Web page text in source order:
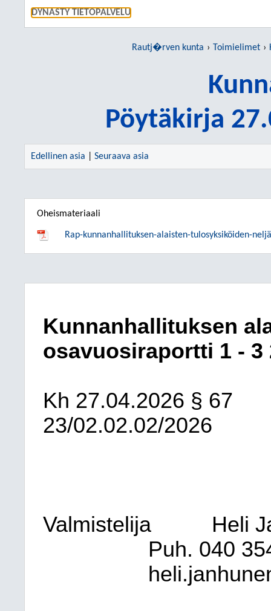
DYNASTY TIETOPALVELU
Rautj�rven kunta Toimielimet
Pöytäkirja
Edellinen asia Seuraava asia
Oheismateriaali
Rap-kunnanhallituksen-alaisten-tulosyksiköiden-
Kunnanhallituksen
osavuosiraportti 1 - 3
Kh 27.04.2026 § 67
23/02.02.02/2026
Valmistelija
Heli
Puh. 040